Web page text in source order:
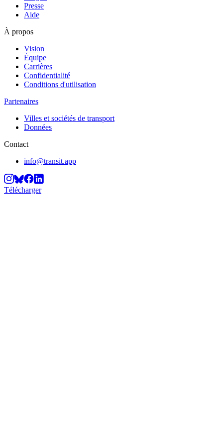
Presse
Aide
À propos
Vision
Équipe
Carrières
Confidentialité
Conditions d'utilisation
Partenaires
Villes et sociétés de transport
Données
Contact
info@transit.app
Télécharger